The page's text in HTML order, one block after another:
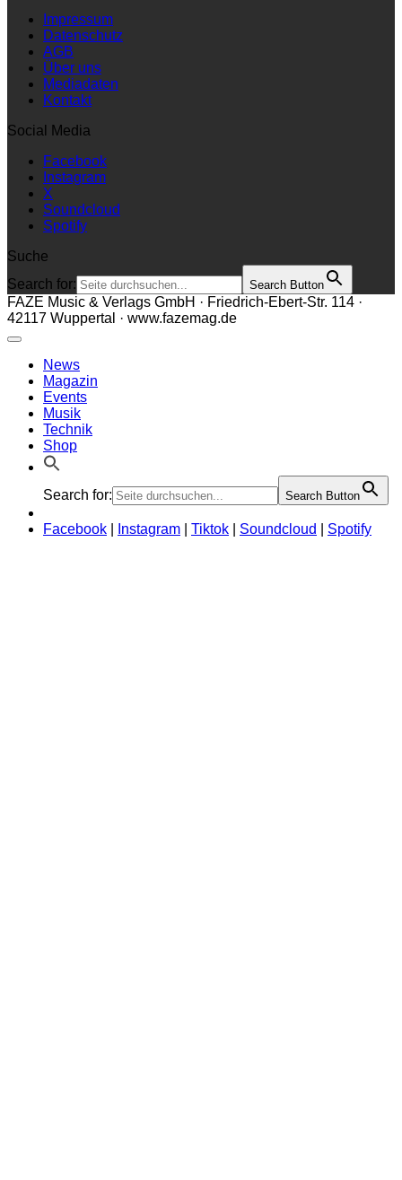
Impressum
Datenschutz
AGB
Über uns
Mediadaten
Kontakt
Social Media
Facebook
Instagram
X
Soundcloud
Spotify
Suche
Search for:
Search Button
FAZE Music & Verlags GmbH · Friedrich-Ebert-Str. 114 ·
42117 Wuppertal · www.fazemag.de
News
Magazin
Events
Musik
Technik
Shop
Search for: Search Button
Facebook Instagram Tiktok Soundcloud Spotify